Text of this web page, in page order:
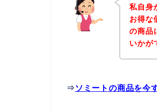
私自身
お得な
の商品
いかが
⇒ ソミートの商品を今